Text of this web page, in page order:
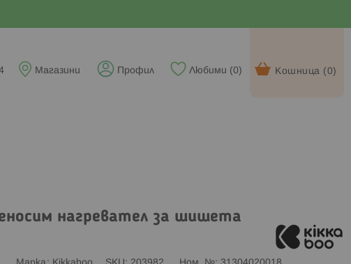
Кошница (0)
Любими (0)
Профил
Магазини
нагревател за шишета